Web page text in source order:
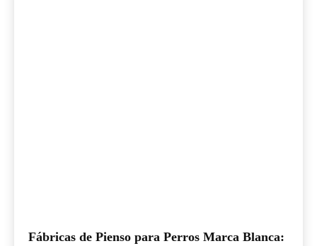
Fábricas de Pienso para Perros Marca Blanca: